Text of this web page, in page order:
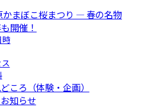
かまぼこ桜まつり ― 春の名物
開催！
時
ころ（体験・企画）
知らせ